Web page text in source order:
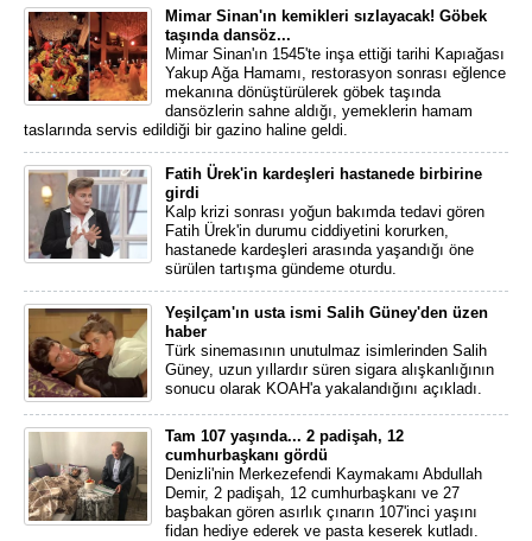
Mimar Sinan'ın kemikleri sızlayacak! Göbek
taşında dansöz...
Mimar Sinan'ın 1545'te inşa ettiği tarihi Kapıağası
Yakup Ağa Hamamı, restorasyon sonrası eğlence
mekanına dönüştürülerek göbek taşında
dansözlerin sahne aldığı, yemeklerin hamam
taslarında servis edildiği bir gazino haline geldi.
Fatih Ürek'in kardeşleri hastanede birbirine
girdi
Kalp krizi sonrası yoğun bakımda tedavi gören
Fatih Ürek'in durumu ciddiyetini korurken,
hastanede kardeşleri arasında yaşandığı öne
sürülen tartışma gündeme oturdu.
Yeşilçam'ın usta ismi Salih Güney'den üzen
haber
Türk sinemasının unutulmaz isimlerinden Salih
Güney, uzun yıllardır süren sigara alışkanlığının
sonucu olarak KOAH'a yakalandığını açıkladı.
Tam 107 yaşında... 2 padişah, 12
cumhurbaşkanı gördü
Denizli'nin Merkezefendi Kaymakamı Abdullah
Demir, 2 padişah, 12 cumhurbaşkanı ve 27
başbakan gören asırlık çınarın 107'inci yaşını
fidan hediye ederek ve pasta keserek kutladı.